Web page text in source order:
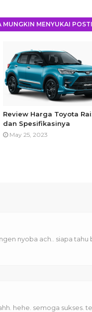
MUNGKIN MENYUKAI
Review Harga Toyota
dan Spesifikasinya
May 25, 2023
nyoba ach.. siapa tahu
hehe. semoga sukses.